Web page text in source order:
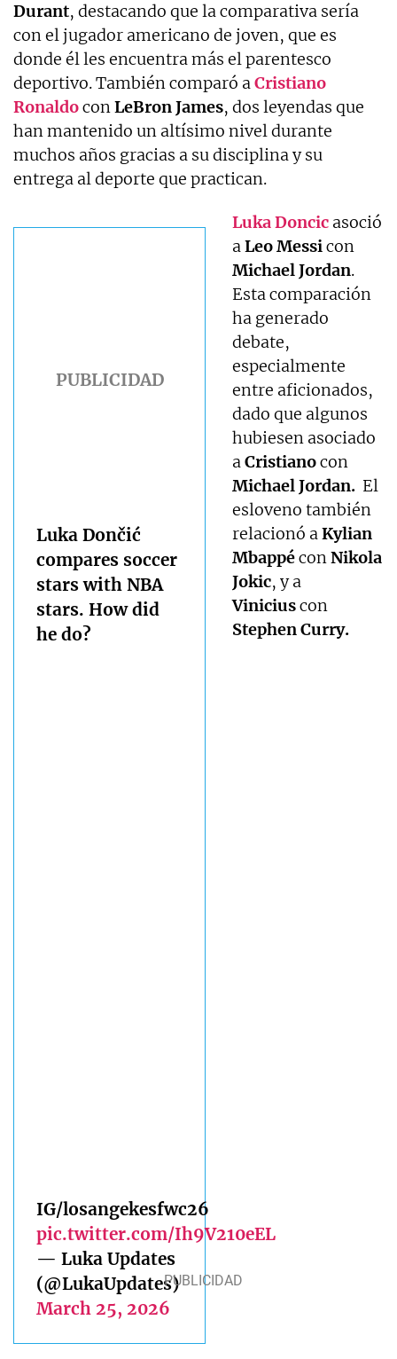
Durant, destacando que la comparativa sería
con el jugador americano de joven, que es
donde él les encuentra más el parentesco
deportivo. También comparó aCristiano
RonaldoconLeBron James, dos leyendas que
han mantenido un altísimo nivel durante
muchos años gracias a su disciplina y su
entrega al deporte que practican.
Luka Dončić
compares soccer
stars with NBA
stars. How did
he do?
IG/losangekesfwc26
pic.twitter.com/Ih9V210eEL
— Luka Updates
(@LukaUpdates)
March 25, 2026
Luka Doncic asoció
aLeo Messicon
Michael Jordan.
Esta comparación
ha generado
debate,
especialmente
entre aficionados,
dado que algunos
hubiesen asociado
aCristianocon
Michael Jordan. El
esloveno también
relacionó aKylian
MbappéconNikola
Jokic, y a
Viniciuscon
Stephen Curry.